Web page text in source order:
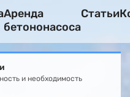
Аренда
бетононасоса
Статьи
и необходимость